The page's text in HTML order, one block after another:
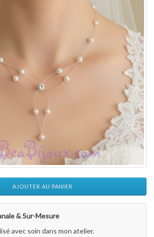
AJOUTER AU PANIER
& Sur-Mesure
avec soin dans mon atelier.